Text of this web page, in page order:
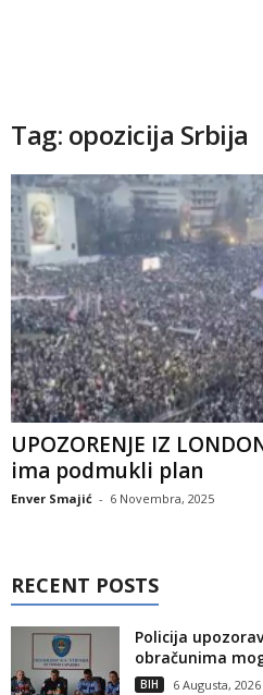
Tag: opozicija Srbija
UPOZORENJE IZ
ima podmukli plan
Enver Smajić - 6 Novembra, 2025
RECENT POSTS
Policija
obračunima
BIH 6 Augusta, 2026